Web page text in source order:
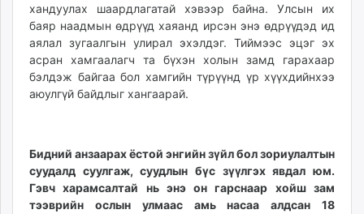
хандуулах шаардлагатай хэвээр байна. Улсын их
баяр наадмын өдрүүд хаяанд ирсэн энэ өдрүүдэд ид
аялал зугаалгын улирал эхэлдэг. Тиймээс эцэг эх
асран хамгаалагч та бүхэн холын замд гарахаар
бэлдэж байгаа бол хамгийн түрүүнд үр хүүхдийнхээ
аюулгүй байдлыг хангаарай.
Бидний анзаарах ёстой энгийн зүйл бол зориулалтын
суудалд суулгаж, суудлын бүс зүүлгэх явдал юм.
Гэвч харамсалтай нь энэ он гарснаар хойш зам
тээврийн ослын улмаас амь насаа алдсан 18